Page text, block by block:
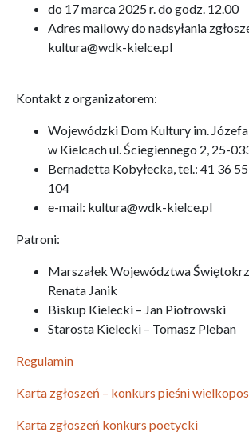
do 17 marca 2025 r. do godz. 12.00
Adres mailowy do nadsyłania
kultura@wdk-kielce.pl
Kontakt z organizatorem:
Wojewódzki Dom Kultury im. Józefa
w Kielcach ul. Ściegiennego 2, 25-
Bernadetta Kobyłecka, tel.: 41 36
104
e-mail: kultura@wdk-kielce.pl
Patroni:
Marszałek Województwa
Renata Janik
Biskup Kielecki – Jan Piotrowski
Starosta Kielecki – Tomasz Pleban
Regulamin
Karta zgłoszeń – konkurs pieśni
Karta zgłoszeń konkurs poetycki